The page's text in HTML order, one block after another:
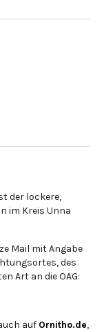
der lockere,
im Kreis Unna
Mail mit Angabe
des
Art an die OAG:
auf Ornitho.de,